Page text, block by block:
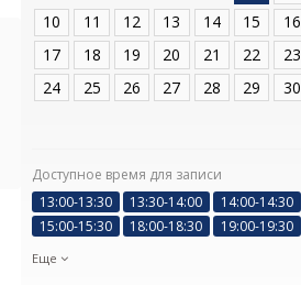
10
11 12 13 14 15
16
17
18 19 20 21 22
23
24
25 26 27 28 29 30
Доступное время для записи
13:00-13:30
13:30-14:00
14:00-14:30
15:00-15:30
18:00-18:30 19:00-19:30
Еще